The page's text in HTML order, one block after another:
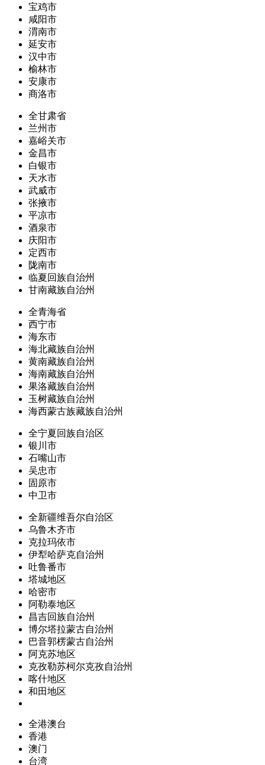
宝鸡市
咸阳市
渭南市
延安市
汉中市
榆林市
安康市
商洛市
全甘肃省
兰州市
嘉峪关市
金昌市
白银市
天水市
武威市
张掖市
平凉市
酒泉市
庆阳市
定西市
陇南市
临夏回族自治州
甘南藏族自治州
全青海省
西宁市
海东市
海北藏族自治州
黄南藏族自治州
海南藏族自治州
果洛藏族自治州
玉树藏族自治州
海西蒙古族藏族自治州
全宁夏回族自治区
银川市
石嘴山市
吴忠市
固原市
中卫市
全新疆维吾尔自治区
乌鲁木齐市
克拉玛依市
伊犁哈萨克自治州
吐鲁番市
塔城地区
哈密市
阿勒泰地区
昌吉回族自治州
博尔塔拉蒙古自治州
巴音郭楞蒙古自治州
阿克苏地区
克孜勒苏柯尔克孜自治州
喀什地区
和田地区
全港澳台
香港
澳门
台湾